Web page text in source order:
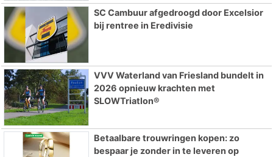
SC Cambuur afgedroogd door Excelsior
bij rentree in Eredivisie
VVV Waterland van Friesland bundelt in
2026 opnieuw krachten met
SLOWTriatlon®
Betaalbare trouwringen kopen: zo
bespaar je zonder in te leveren op